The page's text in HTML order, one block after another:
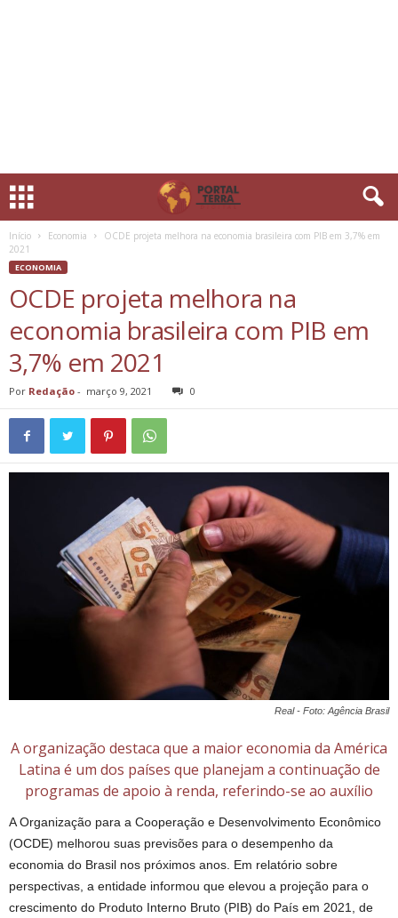
Início Economia
OCDE projeta melhora na economia brasileira com PIB em 3,7% em
2021
ECONOMIA
OCDE projeta melhora na
economia brasileira com PIB em
3,7% em 2021
Por Redação - março 9, 2021 0
Real - Foto: Agência Brasil
A organização destaca que a maior economia da América
Latina é um dos países que planejam a continuação de
programas de apoio à renda, referindo-se ao auxílio
A Organização para a Cooperação e Desenvolvimento Econômico
(OCDE) melhorou suas previsões para o desempenho da
economia do Brasil nos próximos anos. Em relatório sobre
perspectivas, a entidade informou que elevou a projeção para o
crescimento do Produto Interno Bruto (PIB) do País em 2021, de